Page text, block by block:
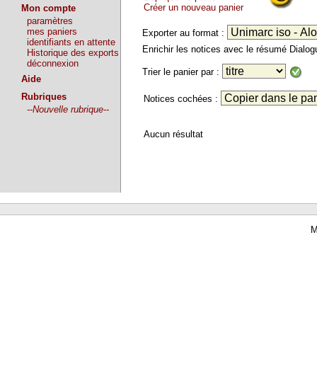
Mon compte
paramètres
mes paniers
identifiants en attente
Historique des exports
déconnexion
Aide
Rubriques
--Nouvelle rubrique--
Créer un nouveau panier
Exporter au format :
Enrichir les notices avec le résumé
Trier le panier par :
Notices cochées :
Aucun résultat